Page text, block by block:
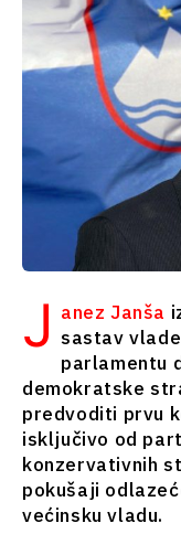
Sjeverna
Makedonija
Srbija
Slovenija
Biznis i
ekonomija
Poslovne
priče
Imenovanja
Poljoprivreda
Industrijalci
Energija
Životna
sredina
Finansije
Srbija
Slovenija
Biznis i
ekonomija
Energija
Životna
sredina
Finansije
FMCG
Nauka
J anez Janša
sastav
parlamentu
demokratske
predvoditi prvu
isključivo od
konzervativnih
pokušaji
većinsku vladu.